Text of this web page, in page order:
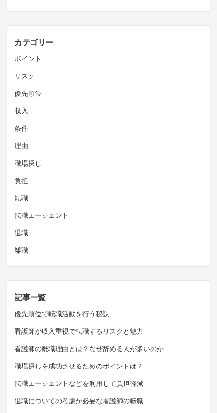
カテゴリー
ポイント
リスク
優先順位
収入
条件
理由
職場探し
負担
転職
転職エージェント
退職
離職
記事一覧
優先順位で転職活動を行う秘訣
看護師が収入重視で転職するリスクと魅力
看護師の離職理由とは？なぜ辞める人が多いのか
職場探しを成功させるためのポイントは？
転職エージェントなどを利用して負担軽減
退職についての考慮が必要な看護師の転職